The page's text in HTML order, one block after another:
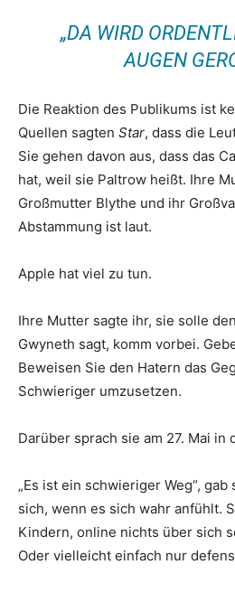
„DA WIRD
AUGEN
Die Reaktion des Publikums ist
Quellen sagten Star, dass die
Sie gehen davon aus, dass das
hat, weil sie Paltrow heißt. Ihre
Großmutter Blythe und ihr
Abstammung ist laut.
Apple hat viel zu tun.
Ihre Mutter sagte ihr, sie solle
Gwyneth sagt, komm vorbei.
Beweisen Sie den Hatern das
Schwieriger umzusetzen.
Darüber sprach sie am 27. Mai in
„Es ist ein schwieriger Weg“,
sich, wenn es sich wahr anfühlt.
Kindern, online nichts über sich
Oder vielleicht einfach nur